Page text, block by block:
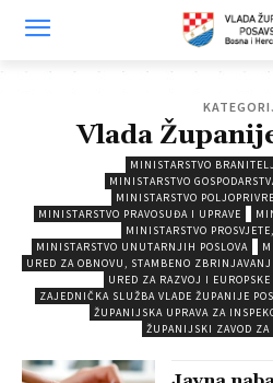
Vlada
MINISTARSTVO
MINISTARSTVO
MINISTARSTVO
MINISTARSTVO PRAVOSUĐA I UPRAVE
MINISTARSTVO
MINISTARSTVO UNUTARNJIH POSLOVA
URED ZA OBNOVU, STAMBENO
URED ZA RAZVOJ I
ZAJEDNIČKA SLUŽBA VLADE ŽUPANIJE
ŽUPANIJSKA UPRAVA ZA
ŽUPANIJSKI ZAVOD ZA